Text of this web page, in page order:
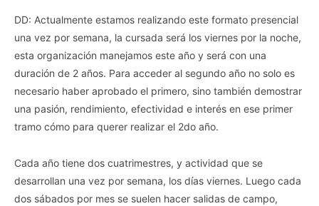
DD: Actualmente estamos realizando este formato presencial
una vez por semana, la cursada será los viernes por la noche,
esta organización manejamos este año y será con una
duración de 2 años. Para acceder al segundo año no solo es
necesario haber aprobado el primero, sino también demostrar
una pasión, rendimiento, efectividad e interés en ese primer
tramo cómo para querer realizar el 2do año.
Cada año tiene dos cuatrimestres, y actividad que se
desarrollan una vez por semana, los días viernes. Luego cada
dos sábados por mes se suelen hacer salidas de campo,